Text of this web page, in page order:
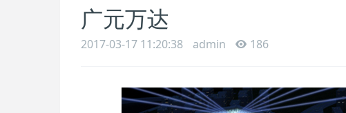
广元万达
2017-03-17 11:20:38 admin 186